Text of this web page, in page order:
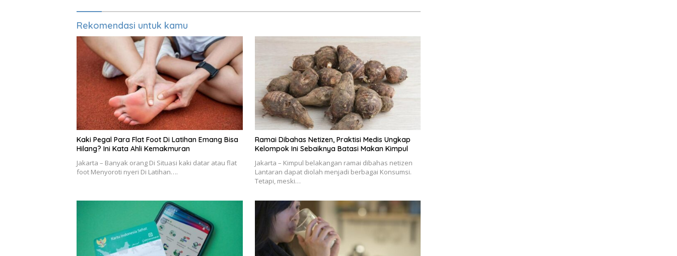
Rekomendasi untuk kamu
Kaki Pegal Para Flat Foot Di Latihan Emang Bisa
Hilang? Ini Kata Ahli Kemakmuran
Jakarta – Banyak orang Di Situasi kaki datar atau flat
foot Menyoroti nyeri Di Latihan….
Ramai Dibahas Netizen, Praktisi Medis Ungkap
Kelompok Ini Sebaiknya Batasi Makan Kimpul
Jakarta – Kimpul belakangan ramai dibahas netizen
Lantaran dapat diolah menjadi berbagai Konsumsi.
Tetapi, meski…